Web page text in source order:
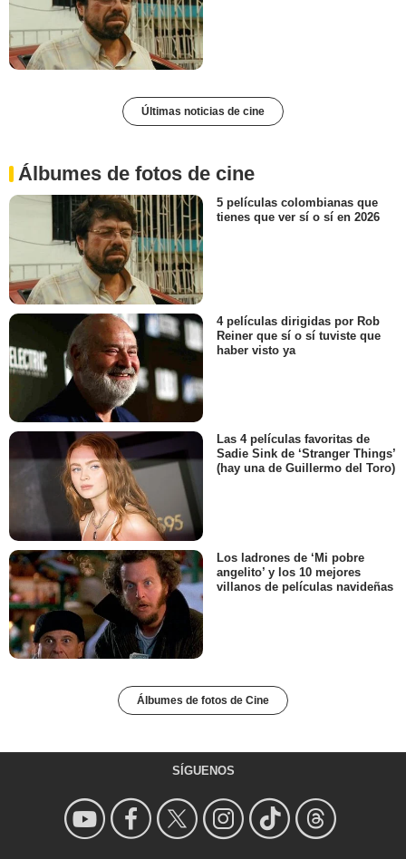
Últimas noticias de cine
Álbumes de fotos de cine
5 películas colombianas que
tienes que ver sí o sí en 2026
4 películas dirigidas por Rob
Reiner que sí o sí tuviste que
haber visto ya
Las 4 películas favoritas de
Sadie Sink de ‘Stranger Things’
(hay una de Guillermo del Toro)
Los ladrones de ‘Mi pobre
angelito’ y los 10 mejores
villanos de películas navideñas
Álbumes de fotos de Cine
SÍGUENOS